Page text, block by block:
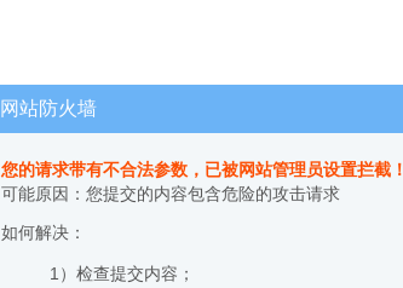
网站防火墙
您的请求带有不合法参数，已被网站管理员设置拦截！
可能原因：您提交的内容包含危险的攻击请求
如何解决：
1）检查提交内容；